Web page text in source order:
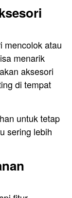
mencolok atau
menarik
aksesori
di tempat
untuk tetap
sering lebih